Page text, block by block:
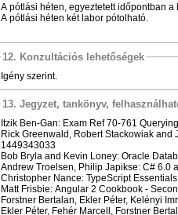
A pótlási héten, egyeztetett időpontban
A pótlási héten két labor pótolható.
12. Konzultációs lehetőségek
Igény szerint.
13. Jegyzet, tankönyv,
Itzik Ben-Gan: Exam Ref 70-761
Rick Greenwald, Robert Stackowiak and
1449343033
Bob Bryla and Kevin Loney: Oracle
Andrew Troelsen, Philip Japikse: C# 6.0
Christopher Nance: TypeScript
Matt Frisbie: Angular 2 Cookbook -
Forstner Bertalan, Ekler Péter, Kelényi
Ekler Péter, Fehér Marcell, Forstner